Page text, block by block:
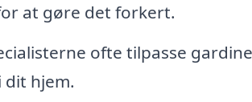
at gøre det forkert.
ofte tilpasse
dit hjem.